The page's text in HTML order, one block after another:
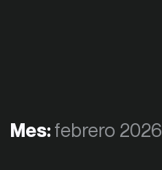
Mes:febrero 2026